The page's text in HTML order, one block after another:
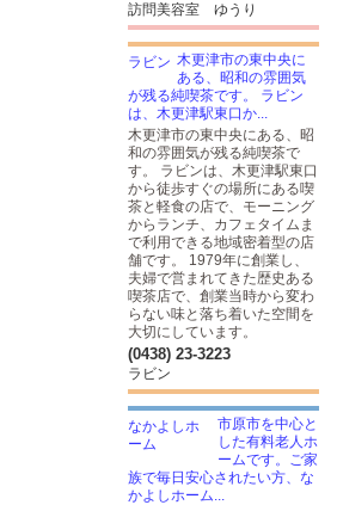
訪問美容室 ゆうり
木更津市の東中央に
ある、昭和の雰囲気
が残る純喫茶です。 ラビン
は、木更津駅東口か...
木更津市の東中央にある、昭
和の雰囲気が残る純喫茶で
す。 ラビンは、木更津駅東口
から徒歩すぐの場所にある喫
茶と軽食の店で、モーニング
からランチ、カフェタイムま
で利用できる地域密着型の店
舗です。 1979年に創業し、
夫婦で営まれてきた歴史ある
喫茶店で、創業当時から変わ
らない味と落ち着いた空間を
大切にしています。
(0438) 23-3223
ラビン
市原市を中心と
した有料老人ホ
ームです。ご家
族で毎日安心されたい方、な
かよしホーム...